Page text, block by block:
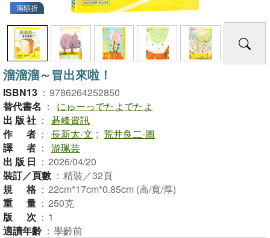
滿額折
溜溜溜～冒出來啦！
ISBN13 ： 9786264252850
替代書名 ：
にゅーっでたよでたよ
出版社 ： 碁峰資訊
作者 ： 長新太-文 ; 荒井良二-圖
譯者 ： 游珮芸
出版日 ： 2026/04/20
裝訂／頁數 ： 精裝／32頁
規格 ： 22cm*17cm*0.85cm (高/寬/厚)
重量 ： 250克
版次 ： 1
適讀年齡 ： 學齡前